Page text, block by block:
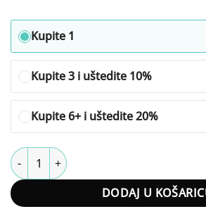
Kupite 1
Kupite 3 i uštedite 10%
Kupite 6+ i uštedite 20%
Max Fruit King količina
DODAJ U